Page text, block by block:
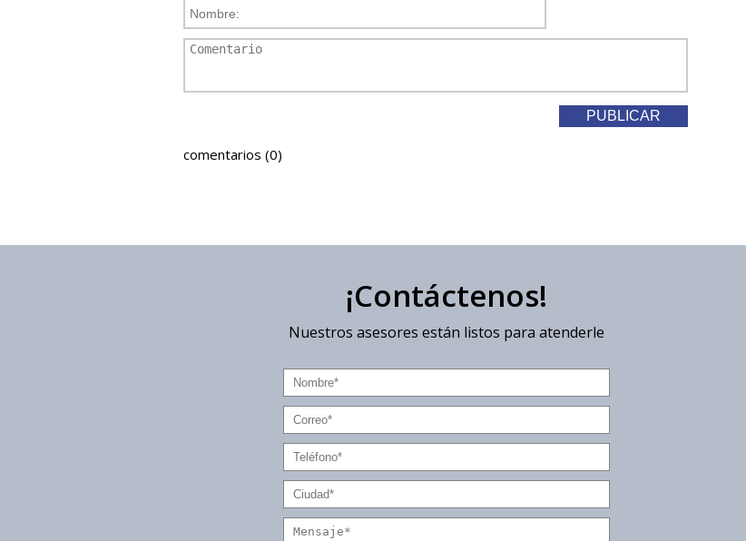
comentarios (0)
¡Contáctenos!
Nuestros asesores están listos para atenderle